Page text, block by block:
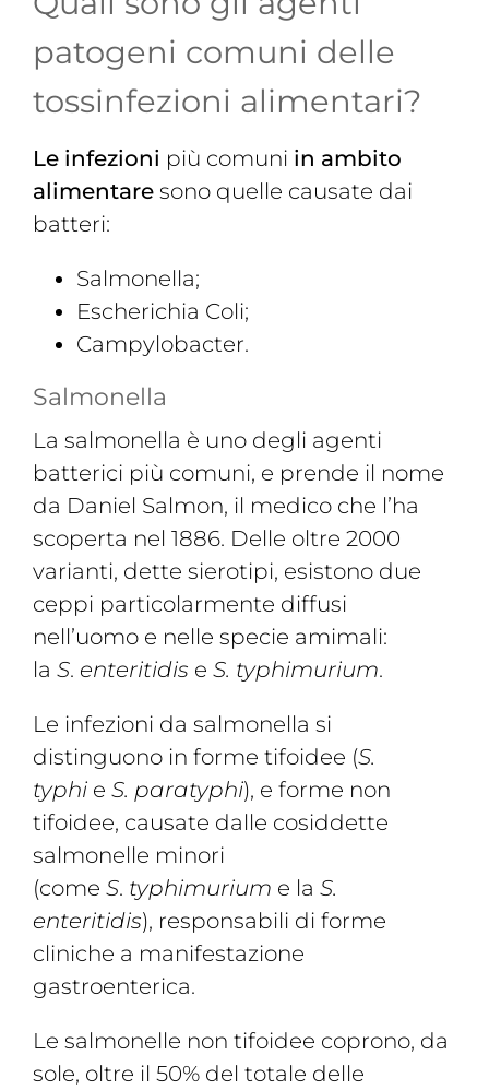
patogeni comuni delle
tossinfezioni alimentari?
Le infezioni più comuni in ambito
alimentare sono quelle causate dai
batteri:
Salmonella;
Escherichia Coli;
Campylobacter.
Salmonella
La salmonella è uno degli agenti
batterici più comuni, e prende il nome
da Daniel Salmon, il medico che l’ha
scoperta nel 1886. Delle oltre 2000
varianti, dette sierotipi, esistono due
ceppi particolarmente diffusi
nell’uomo e nelle specie amimali:
la S. enteritidis e S. typhimurium.
Le infezioni da salmonella si
distinguono in forme tifoidee (S.
typhie S. paratyphi), e forme non
tifoidee, causate dalle cosiddette
salmonelle minori
(come S. typhimurium e la S.
enteritidis), responsabili di forme
cliniche a manifestazione
gastroenterica.
Le salmonelle non tifoidee coprono, da
sole, oltre il 50% del totale delle